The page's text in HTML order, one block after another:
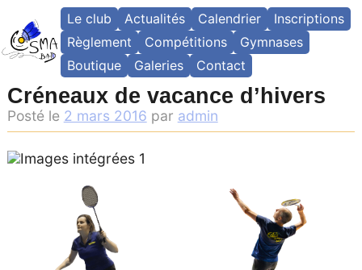
content
Le club Actualités Calendrier
Inscriptions
Règlement
Compétitions
Gymnases
Boutique
Galeries Contact
Créneaux de vacance d’hivers
Posté le 2 mars 2016 par admin